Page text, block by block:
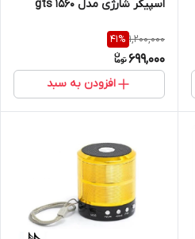
اسپیکر شارژی مدل gts 1560
1,200,000
41%
699,000
افزودن به سبد